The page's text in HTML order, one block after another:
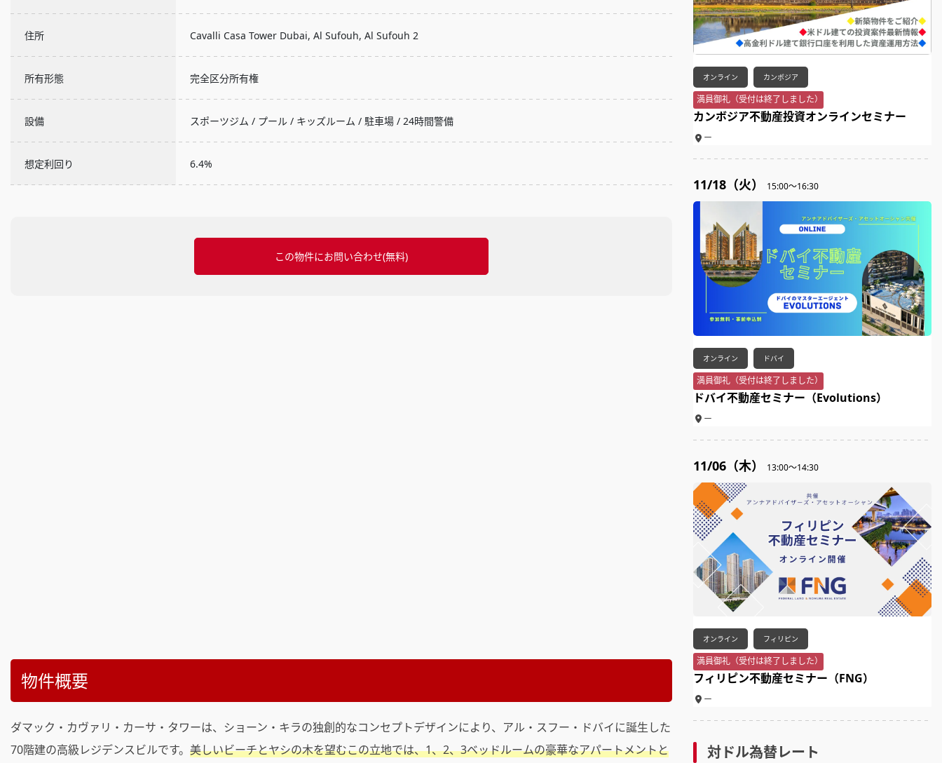
住所 Cavalli Casa Tower Dubai, Al Sufouh, Al Sufouh 2
所有形態 完全区分所有権
設備 スポーツジム / プール / キッズルーム / 駐車場 / 24時間警備
想定利回り 6.4%
この物件にお問い合わせ(無料)
物件概要
ダマック・カヴァリ・カーサ・タワーは、ショーン・キラの独創的なコンセプトデザインにより、アル・スフー・ドバイに誕生した
70階建の高級レジデンスビルです。 美しいビーチとヤシの木を望むこの立地では、1、2、3ベッドルームの豪華なアパートメントと
オンライン カンボジア
満員御礼（受付は終了しました）
カンボジア不動産投資オンラインセミナー
ー
11/18（火） 15:00～16:30
オンライン ドバイ
満員御礼（受付は終了しました）
ドバイ不動産セミナー（Evolutions）
ー
11/06（木） 13:00～14:30
オンライン フィリピン
満員御礼（受付は終了しました）
フィリピン不動産セミナー（FNG）
ー
対ドル為替レート